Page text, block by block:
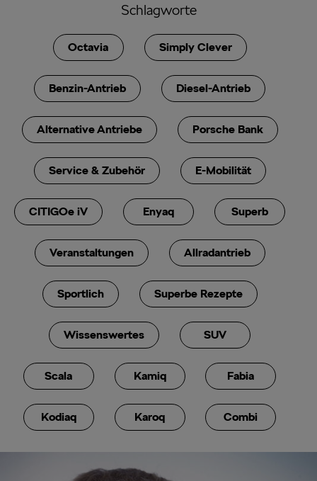
Schlagworte
Octavia Simply Clever
Benzin-Antrieb Diesel-Antrieb
Alternative Antriebe Porsche Bank
Service & Zubehör E-Mobilität
CITIGOe iV Enyaq Superb
Veranstaltungen Allradantrieb
Sportlich Superbe Rezepte
Wissenswertes SUV
Scala Kamiq Fabia
Kodiaq Karoq Combi